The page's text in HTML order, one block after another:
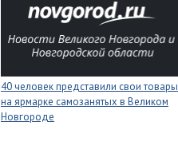
40 человек представили свои товары
на ярмарке самозанятых в Великом
Новгороде